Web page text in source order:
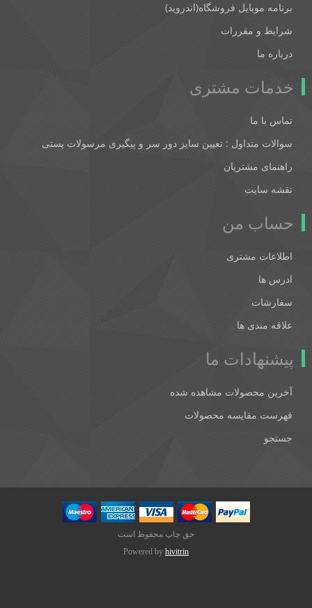
برنامه موبایل فروشگاه(اندروید)
شرایط و مقررات
درباره ما
خدمات مشتری
تماس با ما
سوالات متداول : تعیین سایز دور سر و پیگیری مرسولات پستی
راهنمای مشتریان
نقشه سایت
حساب من
اطلاعات مشتری
ادرس ها
سفارشات
علاقه مندی ها
پیشنهادات ما
آخرین محصولات مشاهده شده
فهرست مقایسه محصولات
جستجو
حق چاپ محفوظ است
Powered by hivitrin